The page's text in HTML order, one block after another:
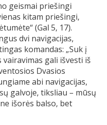
geismai priešingi
kitam priešingi,
(Gal 5, 17).
dvi navigacijas,
komandas: „Suk į
vairavimas gali išvesti iš
Dvasios
abi navigacijas,
galvoje, tiksliau – mūsų
išorės balso, bet